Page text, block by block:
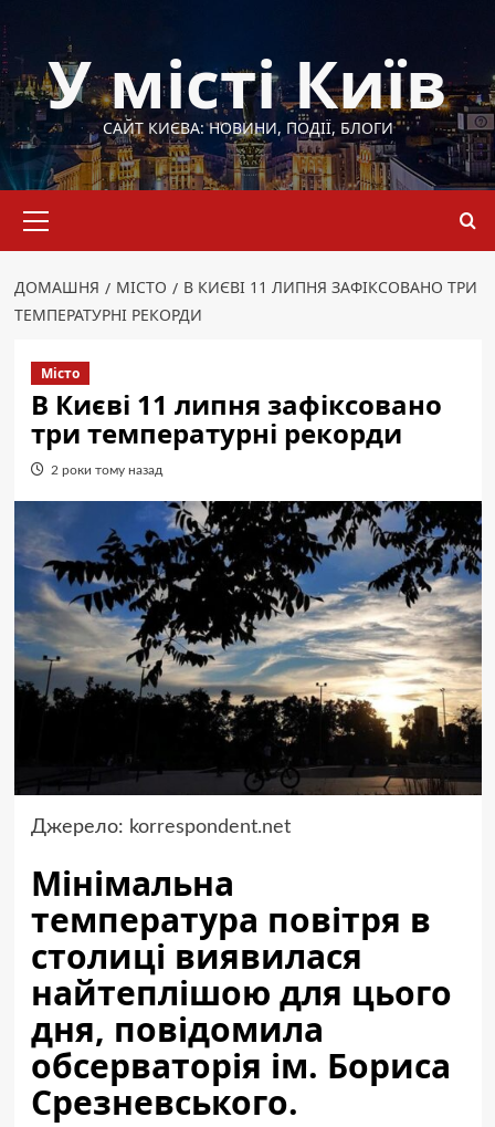
до
вмістуУ місті Київ
САЙТ КИЄВА: НОВИНИ, ПОДІЇ, БЛОГИ
меню
ДОМАШНЯ МІСТО
В КИЄВІ 11 ЛИПНЯ ЗАФІКСОВАНО ТРИ
ТЕМПЕРАТУРНІ РЕКОРДИ
Місто
В Києві 11 липня зафіксовано
три температурні рекорди
2 роки тому назад
Джерело: korrespondent.net
Мінімальна
температура повітря в
столиці виявилася
найтеплішою для цього
дня, повідомила
обсерваторія ім. Бориса
Срезневського.